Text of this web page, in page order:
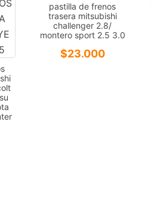
pastilla de frenos
trasera mitsubishi
challenger 2.8/
montero sport 2.5 3.0
$23.000